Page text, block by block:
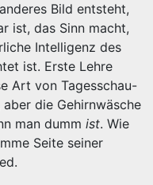
Bild entsteht,
ist, das Sinn macht,
Intelligenz des
ist. Erste Lehre
Art von Tagesschau-
aber die Gehirnwäsche
man dumm ist. Wie
Seite seiner